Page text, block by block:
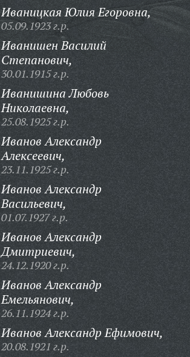
Иваницкая Юлия Егоровна,
05.09.1923 г.р.
Иванишен Василий
Степанович,
30.01.1915 г.р.
Иванишина Любовь
Николаевна,
25.08.1925 г.р.
Иванов Александр
Алексеевич,
23.11.1925 г.р.
Иванов Александр
Васильевич,
01.07.1927 г.р.
Иванов Александр
Дмитриевич,
24.12.1920 г.р.
Иванов Александр
Емельянович,
26.11.1924 г.р.
Иванов Александр Ефимович,
20.08.1921 г.р.